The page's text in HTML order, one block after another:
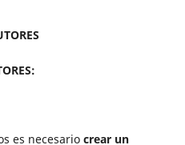
es necesariocrear un